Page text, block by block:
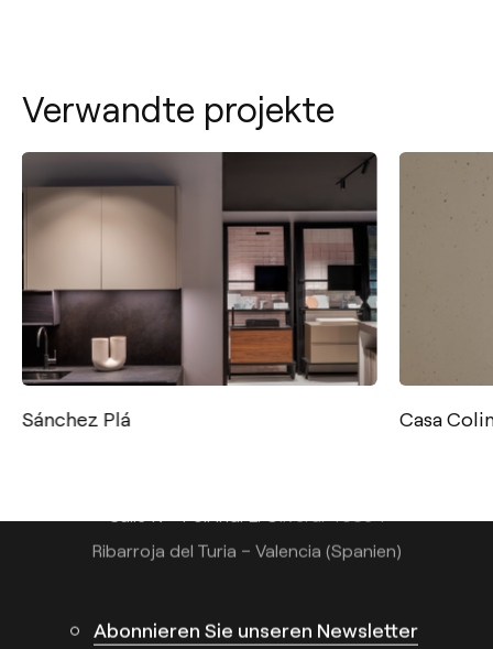
Verwandte projekte
Sánchez Plá Casa
Kontakt
Tel.: +34 961 667 207
Ribarroja del Turia – Valencia (Spanien)
Abonnieren Sie unseren Newsletter